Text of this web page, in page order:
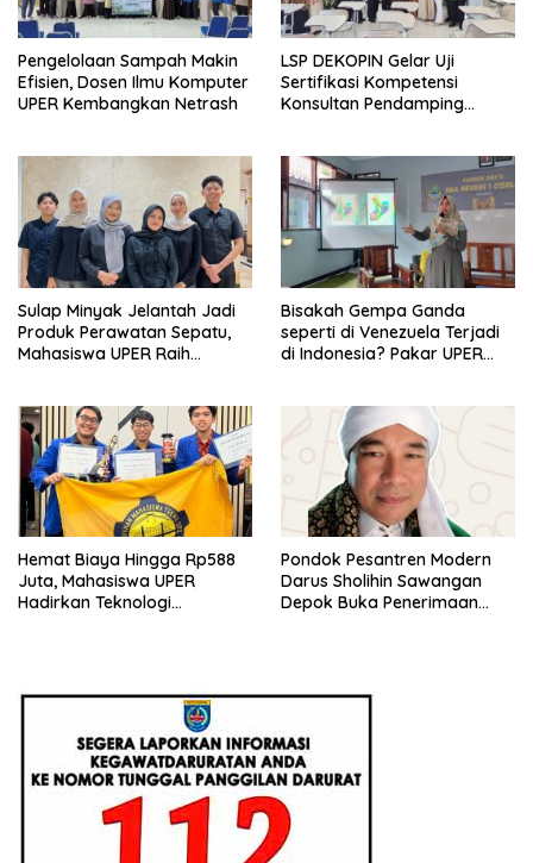
Pengelolaan Sampah Makin
Efisien, Dosen Ilmu Komputer
UPER Kembangkan Netrash
LSP DEKOPIN Gelar Uji
Sertifikasi Kompetensi
Konsultan Pendamping
Sulap Minyak Jelantah Jadi
Produk Perawatan Sepatu,
Mahasiswa UPER Raih
Bisakah Gempa Ganda
seperti di Venezuela Terjadi
di Indonesia? Pakar UPER
Hemat Biaya Hingga Rp588
Juta, Mahasiswa UPER
Hadirkan Teknologi
Pondok Pesantren Modern
Darus Sholihin Sawangan
Depok Buka Penerimaan